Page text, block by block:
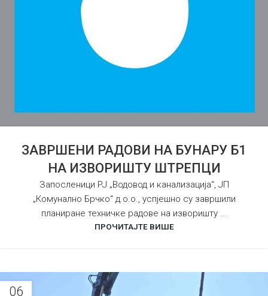
ЗАВРШЕНИ РАДОВИ НА БУНАРУ Б1
НА ИЗВОРИШТУ ШТРЕПЦИ
Запосленици РЈ „Водовод и канализација“, ЈП
„Комунално Брчко“ д.о.о., успјешно су завршили
планиране техничке радове на изворишту ...
ПРОЧИТАЈТЕ ВИШЕ
06